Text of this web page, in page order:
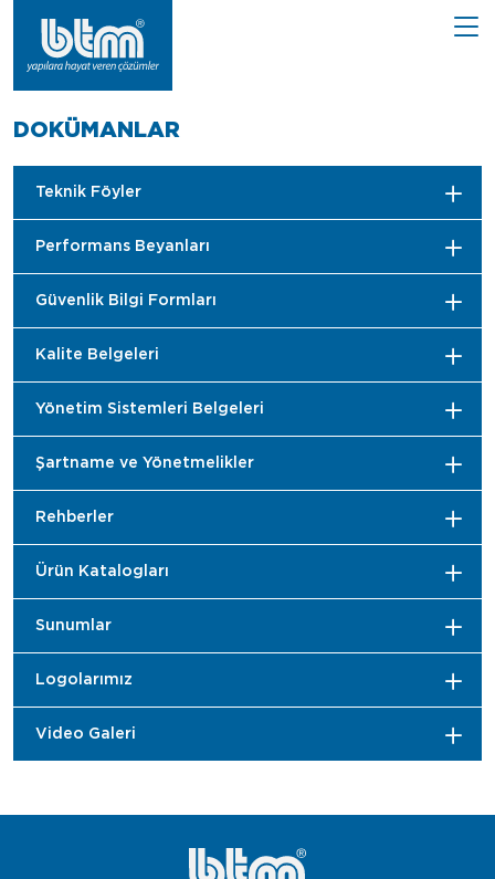
DOKÜMANLAR
Teknik Föyler
Performans Beyanları
Güvenlik Bilgi Formları
Kalite Belgeleri
Yönetim Sistemleri Belgeleri
Şartname ve Yönetmelikler
Rehberler
Ürün Katalogları
Sunumlar
Logolarımız
Video Galeri